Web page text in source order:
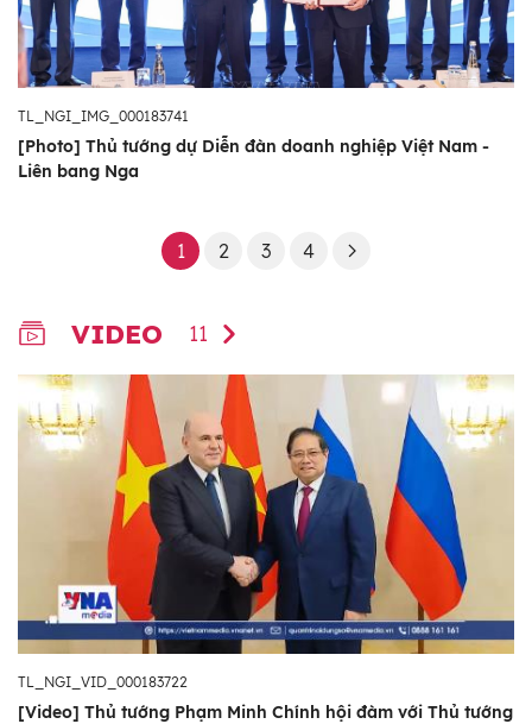
TL_NGI_IMG_000183741
[Photo] Thủ tướng dự Diễn đàn doanh nghiệp Việt Nam -
Liên bang Nga
1 2 3 4
VIDEO 11
TL_NGI_VID_000183722
[Video] Thủ tướng Phạm Minh Chính hội đàm với Thủ tướng